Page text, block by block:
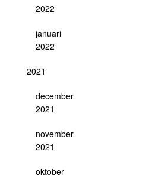
2022
januari
2022
2021
december
2021
november
2021
oktober